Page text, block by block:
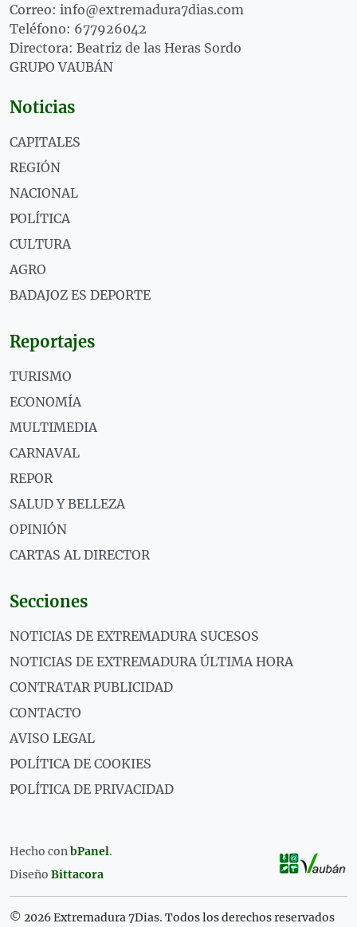
Correo: info@extremadura7dias.com
Teléfono: 677926042
Directora: Beatriz de las Heras Sordo
GRUPO VAUBÁN
Noticias
CAPITALES
REGIÓN
NACIONAL
POLÍTICA
CULTURA
AGRO
BADAJOZ ES DEPORTE
Reportajes
TURISMO
ECONOMÍA
MULTIMEDIA
CARNAVAL
REPOR
SALUD Y BELLEZA
OPINIÓN
CARTAS AL DIRECTOR
Secciones
NOTICIAS DE EXTREMADURA SUCESOS
NOTICIAS DE EXTREMADURA ÚLTIMA HORA
CONTRATAR PUBLICIDAD
CONTACTO
AVISO LEGAL
POLÍTICA DE COOKIES
POLÍTICA DE PRIVACIDAD
Hecho conbPanel.
Diseño Bittacora
© 2026 Extremadura 7Dias. Todos los derechos reservados